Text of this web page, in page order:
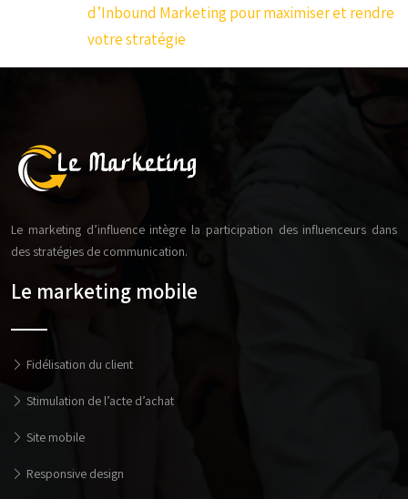
d’Inbound Marketing pour maximiser et rendre
votre stratégie
Le marketing d’influence intègre la participation des influenceurs dans
des stratégies de communication.
Le marketing mobile
Fidélisation du client
Stimulation de l’acte d’achat
Site mobile
Responsive design